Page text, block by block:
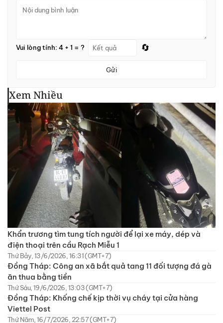
Vui lòng tính: 4 + 1 = ? 🔄
Gửi
Xem Nhiều
Khẩn trương tìm tung tích người để lại xe máy, dép và
điện thoại trên cầu Rạch Miễu 1
Thứ Bảy, 13/6/2026, 16:31 (GMT+7)
Đồng Tháp: Công an xã bắt quả tang 11 đối tượng đá gà
ăn thua bằng tiền
Thứ Sáu, 19/6/2026, 13:03 (GMT+7)
Đồng Tháp: Khống chế kịp thời vụ cháy tại cửa hàng
Viettel Post
Thứ Năm, 16/7/2026, 22:57 (GMT+7)